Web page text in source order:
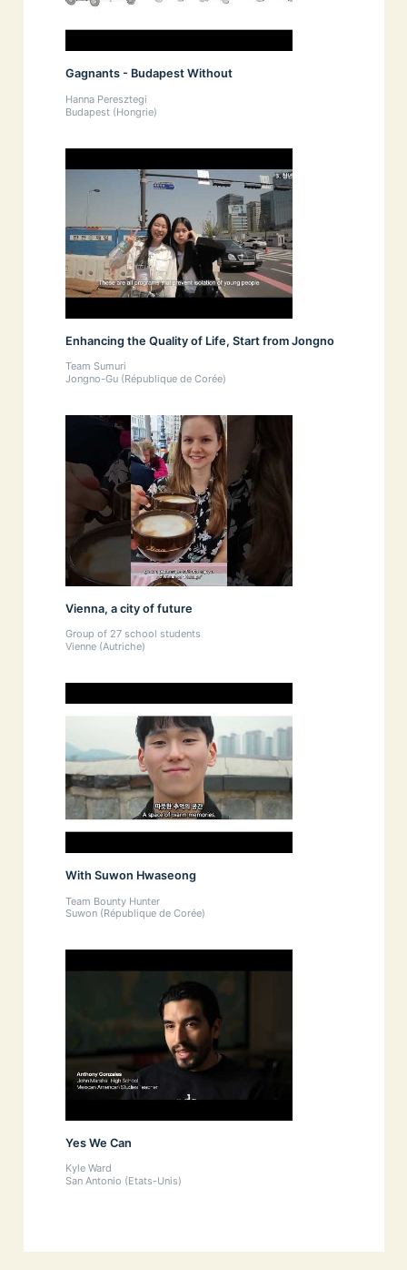
Gagnants - Budapest Without
Hanna Peresztegi
Budapest (Hongrie)
Enhancing the Quality of Life, Start from Jongno
Team Sumuri
Jongno-Gu (République de Corée)
Vienna, a city of future
Group of 27 school students
Vienne (Autriche)
With Suwon Hwaseong
Team Bounty Hunter
Suwon (République de Corée)
Yes We Can
Kyle Ward
San Antonio (Etats-Unis)